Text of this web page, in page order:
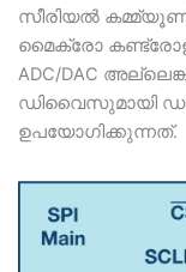
Support
Gallery
Blogs
സീരിയൽ
മൈക്രോ
ADC/DAC
ഡിവൈസുമായി
ഉപയോഗിക്കുന്നത്.